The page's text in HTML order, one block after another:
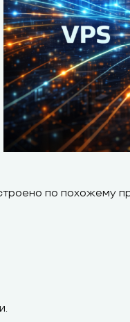
по похожему